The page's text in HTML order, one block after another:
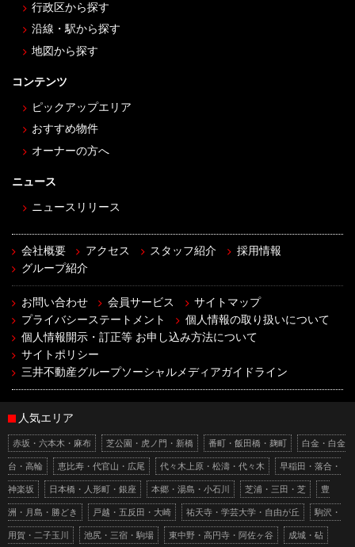
行政区から探す
沿線・駅から探す
地図から探す
コンテンツ
ピックアップエリア
おすすめ物件
オーナーの方へ
ニュース
ニュースリリース
会社概要 アクセス スタッフ紹介
採用情報
グループ紹介
お問い合わせ 会員サービス
サイトマップ
プライバシーステートメント
個人情報の取り扱いについて
個人情報開示・訂正等 お申し込み方法について
サイトポリシー
三井不動産グループソーシャルメディアガイドライン
人気エリア
赤坂・六本木・麻布 芝公園・虎ノ門・新橋 番町・飯田橋・麹町 白金・白金
台・高輪 恵比寿・代官山・広尾 代々木上原・松濤・代々木 早稲田・落合・
神楽坂 日本橋・人形町・銀座 本郷・湯島・小石川 芝浦・三田・芝 豊
洲・月島・勝どき 戸越・五反田・大崎 祐天寺・学芸大学・自由が丘 駒沢・
用賀・二子玉川 池尻・三宿・駒場 東中野・高円寺・阿佐ヶ谷 成城・砧